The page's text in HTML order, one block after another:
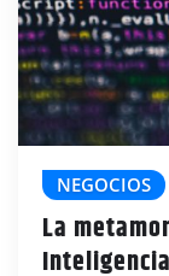
NEGOCIOS
La